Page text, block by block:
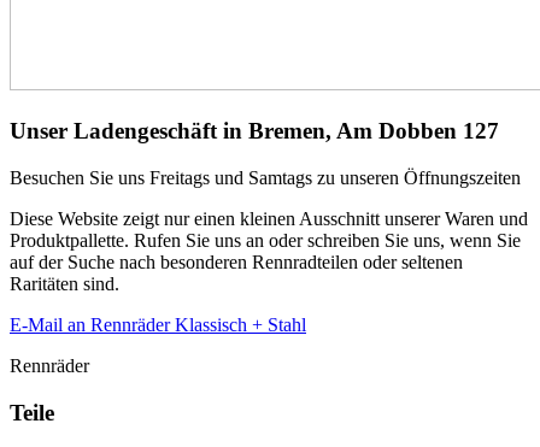
Unser Ladengeschäft in Bremen, Am Dobben 127
Besuchen Sie uns Freitags und Samtags zu unseren Öffnungszeiten
Diese Website zeigt nur einen kleinen Ausschnitt unserer Waren und
Produktpallette. Rufen Sie uns an oder schreiben Sie uns, wenn Sie
auf der Suche nach besonderen Rennradteilen oder seltenen
Raritäten sind.
E-Mail an Rennräder Klassisch + Stahl
Rennräder
Teile